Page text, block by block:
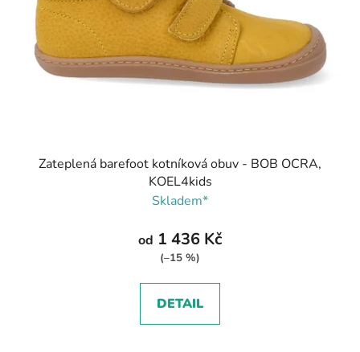
Zateplená barefoot kotníková obuv - BOB OCRA,
KOEL4kids
Skladem*
od 1 436 Kč
(–15 %)
DETAIL